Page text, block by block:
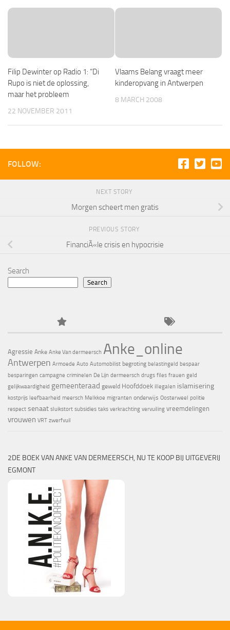
Filip Dewinter op Radio 1: “Di
Rupo is niet de oplossing,
maar het probleem
22 NOVEMBER 2011
Vlaams Belang vraagt meer
kinderopvang in Antwerpen
8 MARCH 2008
FOLLOW:
NEXT STORY
Morgen scheert men gratis
PREVIOUS STORY
FinanciÃ«le crisis en hypocrisie
Search
Search
Agressie Anke Anke Van dermeersch Anke_online
Antwerpen Armoede Auto Automobilist begroting belastingeld bespaar
besparingen campagne criminelen De Lijn dermeersch drugs files frauen geld
gelijkwaardigheid gemeenteraad geweld Hoofddoek illegalen islamisering
kostprijs leefbaarheid meersch Melkkoe migranten onderwijs Oosterweel politie
respect senaat sluikstort subsidies taks verkrachting vervuiling vreemdelingen
vrouwen VRT zwerfvuil
2DE BOEK VAN ANKE VAN DERMEERSCH, NU TE KOOP BIJ UITGEVERIJ
EGMONT